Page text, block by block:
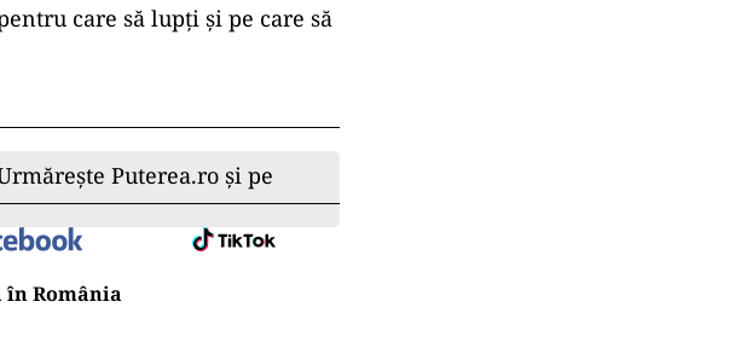
care să lupți și pe care să
Puterea.ro și pe
în România